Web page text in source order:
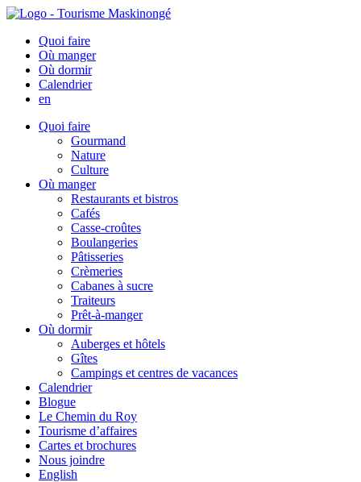
Quoi faire
Où manger
Où dormir
Calendrier
en
Quoi faire
Gourmand
Nature
Culture
Où manger
Restaurants et bistros
Cafés
Casse-croûtes
Boulangeries
Pâtisseries
Crèmeries
Cabanes à sucre
Traiteurs
Prêt-à-manger
Où dormir
Auberges et hôtels
Gîtes
Campings et centres de vacances
Calendrier
Blogue
Le Chemin du Roy
Tourisme d’affaires
Cartes et brochures
Nous joindre
English